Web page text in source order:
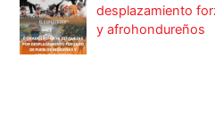
desplazamiento
y afrohondureños